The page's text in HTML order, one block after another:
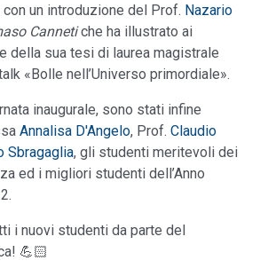
un introduzione del Prof. Nazario
Cannetiche ha illustrato ai
della sua tesi di laurea magistrale
«Bolle nell’Universo primordiale».
inaugurale, sono stati infine
Annalisa D'Angelo, Prof. Claudio
Sbragaglia, gli studenti meritevoli dei
ed i migliori studenti dell’Anno
i nuovi studenti da parte del
💪🏻